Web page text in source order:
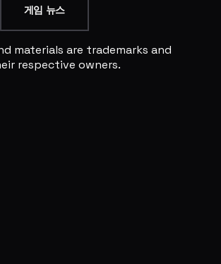
게임 뉴스
materials are trademarks and
respective owners.